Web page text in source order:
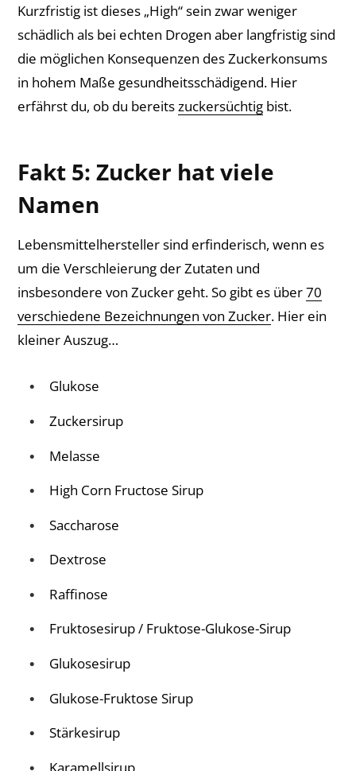
Kurzfristig ist dieses „High“ sein zwar weniger
schädlich als bei echten Drogen aber langfristig sind
die möglichen Konsequenzen des Zuckerkonsums
in hohem Maße gesundheitsschädigend. Hier
erfährst du, ob du bereitszuckersüchtig bist.
Fakt 5: Zucker hat viele
Namen
Lebensmittelhersteller sind erfinderisch, wenn es
um die Verschleierung der Zutaten und
insbesondere von Zucker geht. So gibt es über70
verschiedene Bezeichnungen von Zucker. Hier ein
kleiner Auszug…
Glukose
Zuckersirup
Melasse
High Corn Fructose Sirup
Saccharose
Dextrose
Raffinose
Fruktosesirup / Fruktose-Glukose-Sirup
Glukosesirup
Glukose-Fruktose Sirup
Stärkesirup
Karamellsirup